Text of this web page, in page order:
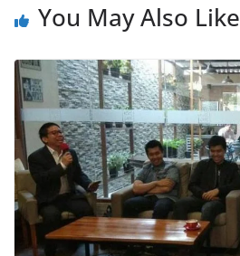
You May Also Like